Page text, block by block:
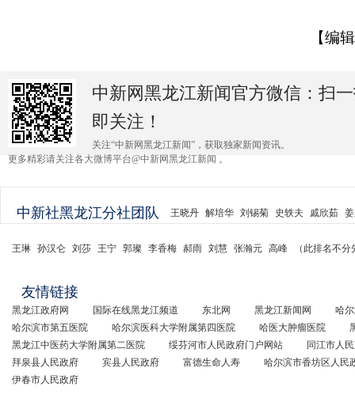
【编
中新网黑龙江新闻官方微信：扫
即关注！
关注“中新网黑龙江新闻”，获取独家新闻资讯。
更多精彩请关注各大微博平台@中新网黑龙江新闻 。
中新社黑龙江分社团队 王晓丹 解培华 刘锡菊 史轶夫 戚欣茹
王琳 孙汉仑 刘莎 王宁 郭璨 李香梅 郝雨 刘慧 张瀚元 高峰 （此排名不分
友情链接
黑龙江政府网 国际在线黑龙江频道 东北网 黑龙江新闻网
哈
哈尔滨市第五医院
哈尔滨医科大学附属第四医院 哈医大肿瘤医院
黑龙江中医药大学附属第二医院
绥芬河市人民政府门户网站
同江市人
拜泉县人民政府
宾县人民政府 富德生命人寿
哈尔滨市香坊区人民
伊春市人民政府